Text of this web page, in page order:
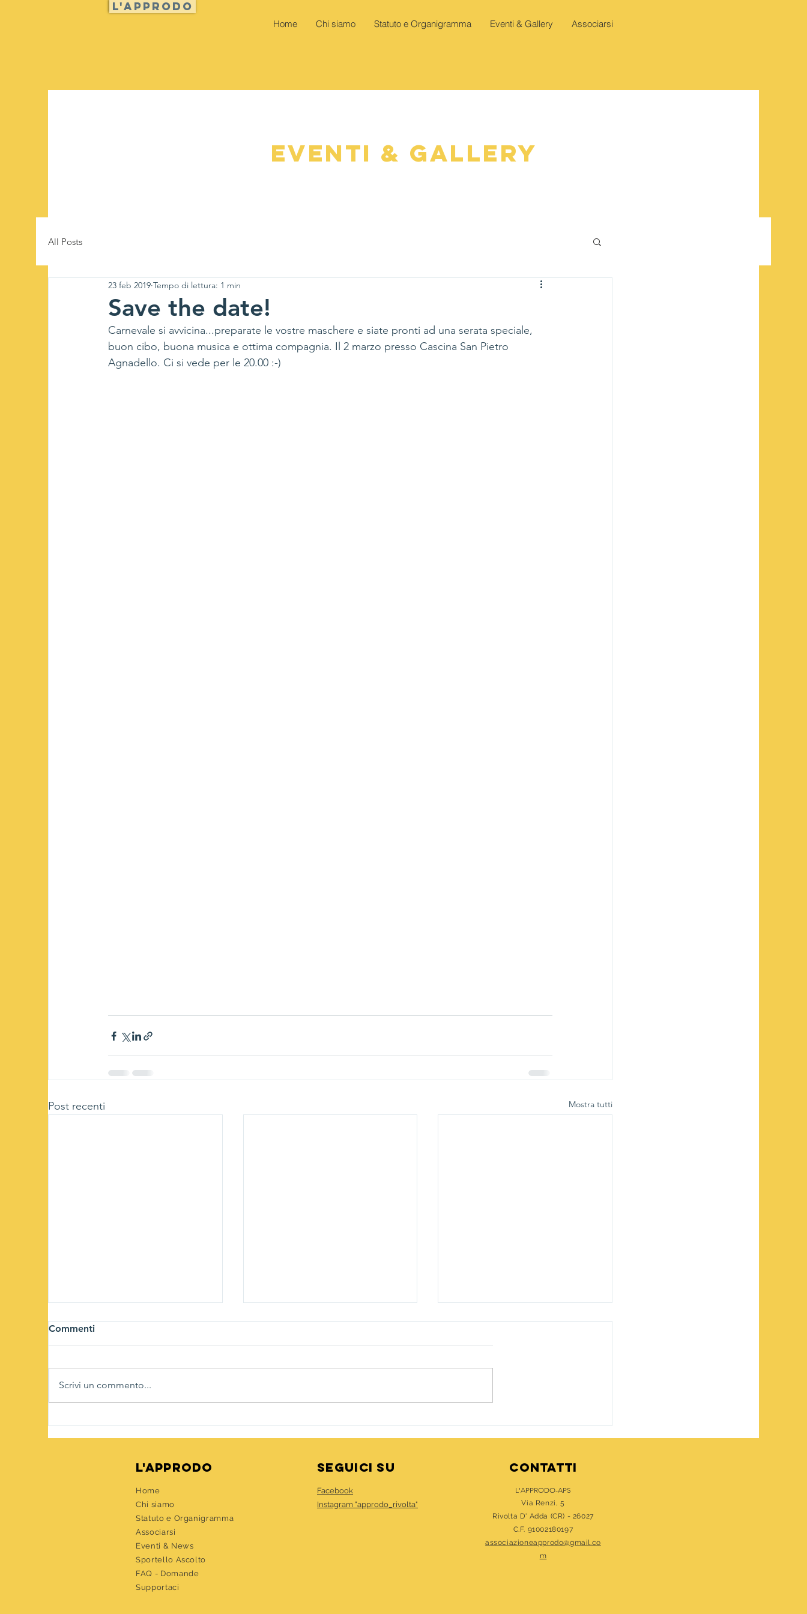
L'approdo
Home Chi siamo Statuto e Organigramma Eventi & Gallery Associarsi
Eventi & Gallery
All Posts
Save the date!
23 feb 2019 Tempo di lettura: 1 min
Carnevale si avvicina...preparate le vostre maschere e siate pronti ad una serata speciale,
buon cibo, buona musica e ottima compagnia. Il 2 marzo presso Cascina San Pietro
Agnadello. Ci si vede per le 20.00 :-)
Post recenti Mostra tutti
insieme
Di nuovo in presenza
Commenti
Scrivi un commento...
l'approdo
Home
Chi siamo
Statuto e Organigramma
Associarsi
Eventi & News
Sportello Ascolto
FAQ - Domande
Supportaci
seguici su
Facebook
Instagram "approdo_rivolta"
cONTATTI
L'APPRODO-APS
Via Renzi, 5
Rivolta D' Adda (CR) - 26027
C.F. 91002180197
associazioneapprodo@gmail.co
m